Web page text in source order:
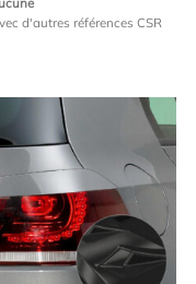
d'autres références CSR
Ajouter
à la
wishlist